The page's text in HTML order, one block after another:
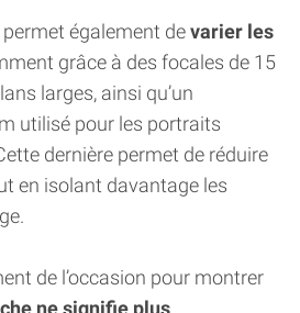
également devarier les
grâce à des focales de 15
larges, ainsi qu’un
utilisé pour les portraits
dernière permet de réduire
en isolant davantage les
de l’occasion pour montrer
ne signifie plus